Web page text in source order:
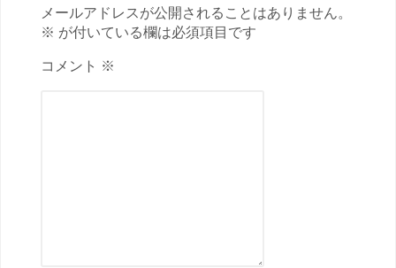
メールアドレスが公開されることはありません。
※ が付いている欄は必須項目です
コメント ※